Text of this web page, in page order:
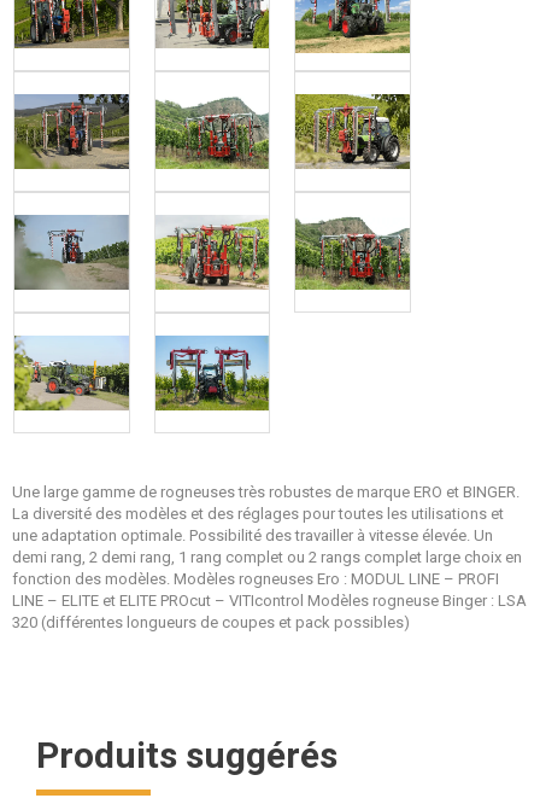
Une large gamme de rogneuses très robustes de marque ERO et BINGER.
La diversité des modèles et des réglages pour toutes les utilisations et
une adaptation optimale. Possibilité des travailler à vitesse élevée. Un
demi rang, 2 demi rang, 1 rang complet ou 2 rangs complet large choix en
fonction des modèles. Modèles rogneuses Ero : MODUL LINE – PROFI
LINE – ELITE et ELITE PROcut – VITIcontrol Modèles rogneuse Binger : LSA
320 (différentes longueurs de coupes et pack possibles)
Produits suggérés